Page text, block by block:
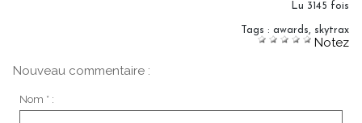
Lu 3145 fois
Tags : awards, skytrax
Notez
Nouveau commentaire :
Nom * :